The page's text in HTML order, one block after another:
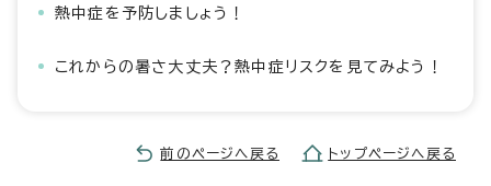
熱中症を予防しましょう！
これからの暑さ大丈夫？熱中症リスクを見てみよう！
前のページへ戻る トップページへ戻る